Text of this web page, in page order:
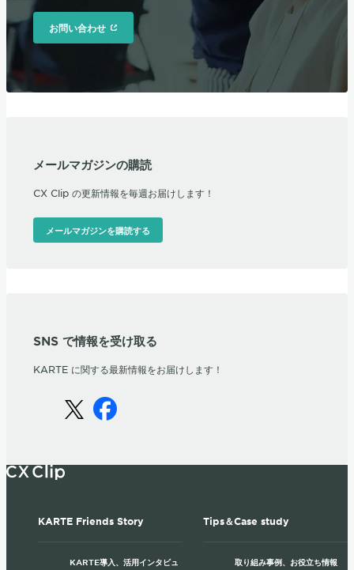
お問い合わせ
メールマガジンの購読
CX Clip の更新情報を毎週お届けします！
メールマガジンを購読する
SNS で情報を受け取る
KARTE に関する最新情報をお届けします！
KARTE Friends Story
KARTE導入、活用インタビュ
Tips＆Case study
取り組み事例、お役立ち情報